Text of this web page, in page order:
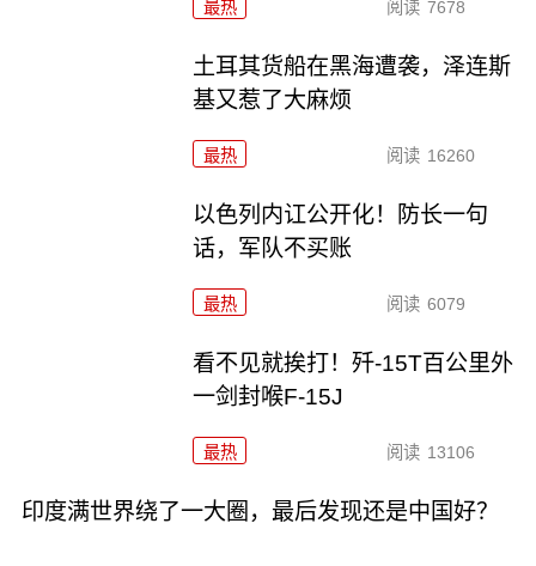
最热 阅读 7678
土耳其货船在黑海遭袭，泽连斯
基又惹了大麻烦
最热 阅读 16260
以色列内讧公开化！防长一句
话，军队不买账
最热 阅读 6079
看不见就挨打！歼-15T百公里外
一剑封喉F-15J
最热 阅读 13106
印度满世界绕了一大圈，最后发现还是中国好？